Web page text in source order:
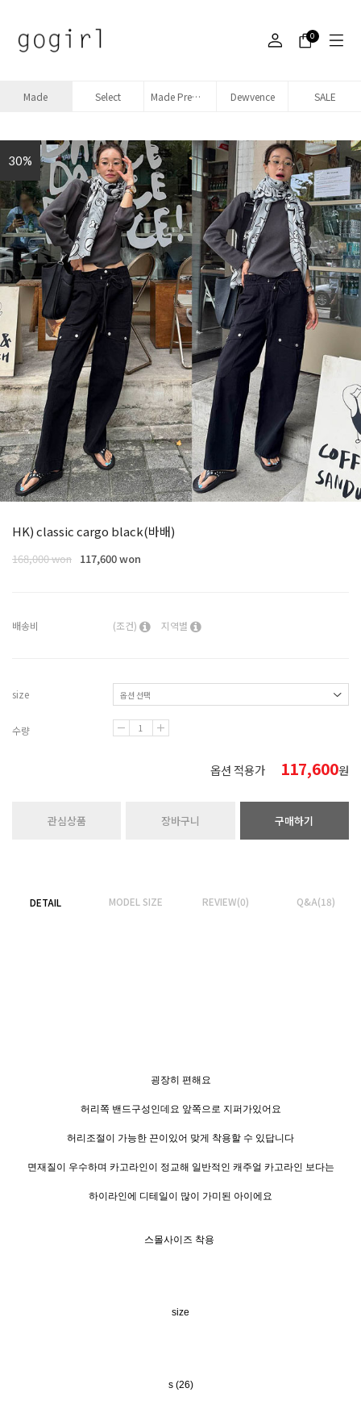
0
Made Select Made Premium denim Dewvence SALE
30%
HK) classic cargo black(바배)
168,000 won 117,600 won
배송비 (조건) 지역별
size
수량
옵션 적용가 117,600원
관심상품 장바구니 구매하기
DETAIL MODEL SIZE REVIEW(0) Q&A(18)
굉장히 편해요
허리쪽 밴드구성인데요 앞쪽으로 지퍼가있어요
허리조절이 가능한 끈이있어 맞게 착용할 수 있답니다
면재질이 우수하며 카고라인이 정교해 일반적인 캐주얼 카고라인 보다는
하이라인에 디테일이 많이 가미된 아이에요
스몰사이즈 착용
size
s (26)